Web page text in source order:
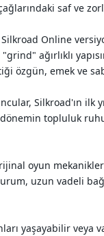
saf ve
Online
ağırlıklı
özgün, emek ve
Silkroad'ın ilk
topluluk
oyun
uzun vadeli
yaşayabilir